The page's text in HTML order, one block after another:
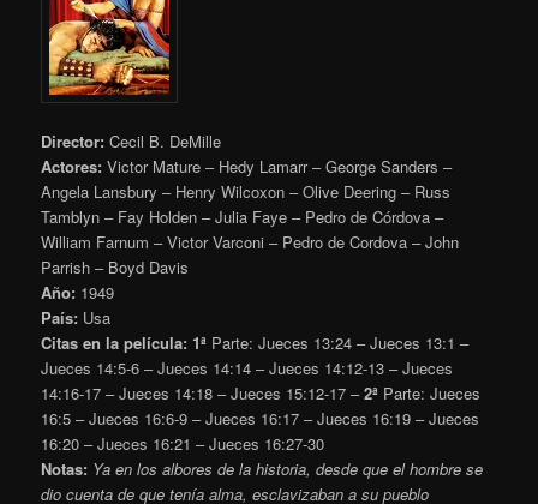
Director: Cecil B. DeMille
Actores: Victor Mature – Hedy Lamarr – George Sanders –
Angela Lansbury – Henry Wilcoxon – Olive Deering – Russ
Tamblyn – Fay Holden – Julia Faye – Pedro de Córdova –
William Farnum – Victor Varconi – Pedro de Cordova – John
Parrish – Boyd Davis
Año: 1949
País: Usa
Citas en la película: 1ª Parte: Jueces 13:24 – Jueces 13:1 –
Jueces 14:5-6 – Jueces 14:14 – Jueces 14:12-13 – Jueces
14:16-17 – Jueces 14:18 – Jueces 15:12-17 –2ª Parte: Jueces
16:5 – Jueces 16:6-9 – Jueces 16:17 – Jueces 16:19 – Jueces
16:20 – Jueces 16:21 – Jueces 16:27-30
Notas: Ya en los albores de la historia, desde que el hombre se
dio cuenta de que tenía alma, esclavizaban a su pueblo